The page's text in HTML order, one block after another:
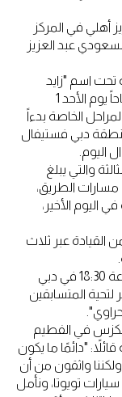
أهلي في المركز
عبد العزيز
تحت اسم "زايد
وراشد" والتي ستنطلق على تمام الساعة 7 صباحاً يوم الأحد 1
الخاصة بدءاً
إلى منطقة دبي فستيفال
اليوم.
والتي يبلغ
القدرة و164 كم من مسارات الطريق،
من القيادة في اليوم الأخير،
قد قطعوا 867 كم من القيادة عبر ثلاث
سيبدأ حفل توزيع الجوائز والاحتفالات في الساعة 18:30 في دبي
المتسابقين
ولكزس في الفطيم
"دائمًا ما يكون
ولكننا واثقون من أن
تويوتا، ونأمل